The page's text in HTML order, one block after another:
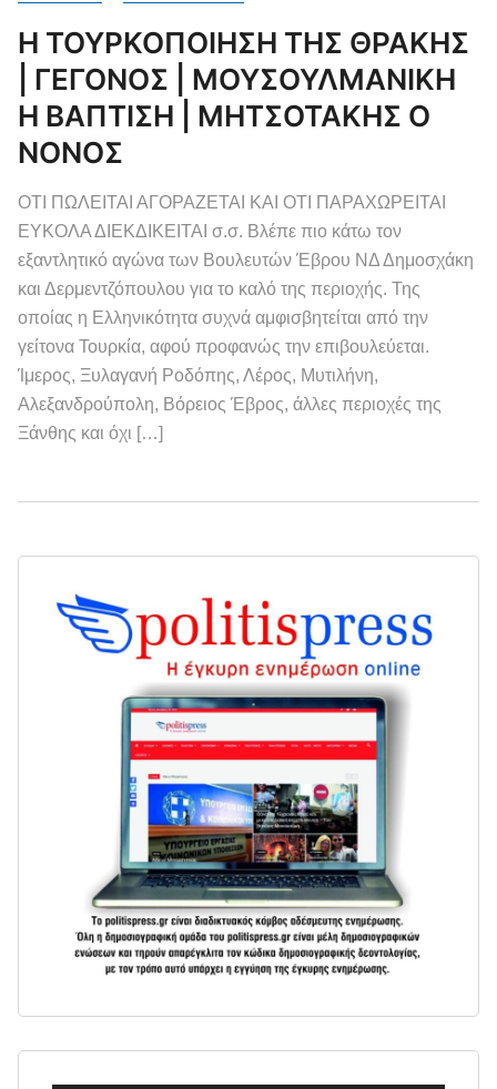
Η ΤΟΥΡΚΟΠΟΙΗΣΗ ΤΗΣ ΘΡΑΚΗΣ
| ΓΕΓΟΝΟΣ | ΜΟΥΣΟΥΛΜΑΝΙΚΗ
Η ΒΑΠΤΙΣΗ | ΜΗΤΣΟΤΑΚΗΣ Ο
ΝΟΝΟΣ
ΟΤΙ ΠΩΛΕΙΤΑΙ ΑΓΟΡΑΖΕΤΑΙ ΚΑΙ ΟΤΙ ΠΑΡΑΧΩΡΕΙΤΑΙ
ΕΥΚΟΛΑ ΔΙΕΚΔΙΚΕΙΤΑΙ σ.σ. Βλέπε πιο κάτω τον
εξαντλητικό αγώνα των Βουλευτών Έβρου ΝΔ Δημοσχάκη
και Δερμεντζόπουλου για το καλό της περιοχής. Της
οποίας η Ελληνικότητα συχνά αμφισβητείται από την
γείτονα Τουρκία, αφού προφανώς την επιβουλεύεται.
Ίμερος, Ξυλαγανή Ροδόπης, Λέρος, Μυτιλήνη,
Αλεξανδρούπολη, Βόρειος Έβρος, άλλες περιοχές της
Ξάνθης και όχι […]